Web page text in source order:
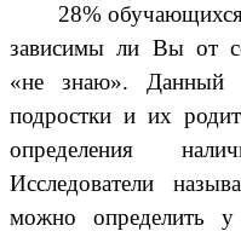
28% обучающихся
зависимы ли Вы от
«не знаю». Данный
подростки и их
определения
Исследователи
можно определить у